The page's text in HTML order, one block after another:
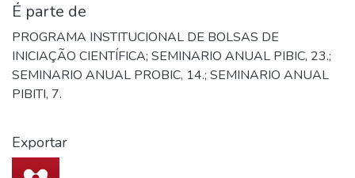
É parte de
PROGRAMA INSTITUCIONAL DE BOLSAS DE
INICIAÇÃO CIENTÍFICA; SEMINARIO ANUAL PIBIC, 23.;
SEMINARIO ANUAL PROBIC, 14.; SEMINARIO ANUAL
PIBITI, 7.
Exportar